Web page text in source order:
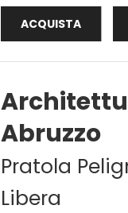
ACQUISTA
Abruzzo
Pratola
Libera